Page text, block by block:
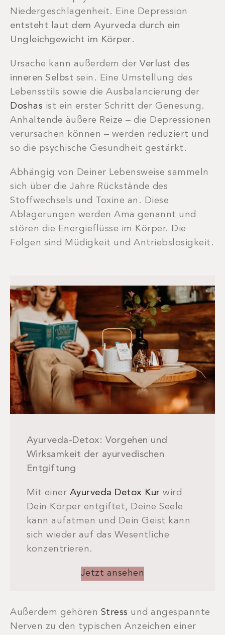
Niedergeschlagenheit. Eine Depression
entsteht laut dem Ayurveda durch ein
Ungleichgewicht im Körper .
Ursache kann außerdem der Verlust des
inneren Selbst sein. Eine Umstellung des
Lebensstils sowie die Ausbalancierung der
Doshas ist ein erster Schritt der Genesung.
Anhaltende äußere Reize – die Depressionen
verursachen können – werden reduziert und
so die psychische Gesundheit gestärkt.
Abhängig von Deiner Lebensweise sammeln
sich über die Jahre Rückstände des
Stoffwechsels und Toxine an. Diese
Ablagerungen werden Ama genannt und
stören die Energieflüsse im Körper. Die
Folgen sind Müdigkeit und Antriebslosigkeit.
Ayurveda-Detox: Vorgehen und
Wirksamkeit der ayurvedischen
Entgiftung
Mit einer Ayurveda Detox Kur wird
Dein Körper entgiftet, Deine Seele
kann aufatmen und Dein Geist kann
sich wieder auf das Wesentliche
konzentrieren.
Jetzt ansehen
Außerdem gehören Stress und angespannte
Nerven zu den typischen Anzeichen einer